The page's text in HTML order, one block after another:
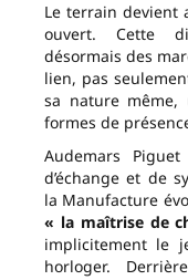
Le terrain devient
ouvert. Cette
désormais des
lien, pas
sa nature même,
formes de
Audemars
d’échange et de
la Manufacture
« la maîtrise de
implicitement le
horloger.